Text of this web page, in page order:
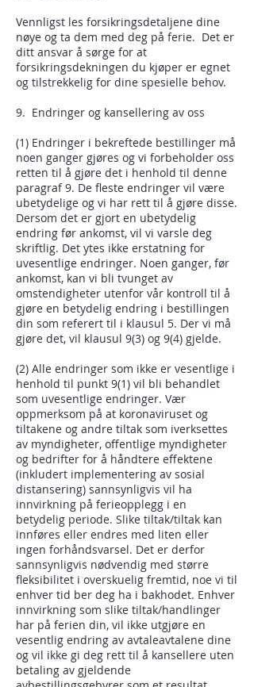
Vennligst les forsikringsdetaljene dine
nøye og ta dem med deg på ferie. Det er
ditt ansvar å sørge for at
forsikringsdekningen du kjøper er egnet
og tilstrekkelig for dine spesielle behov.
9. Endringer og kansellering av oss
(1) Endringer i bekreftede bestillinger må
noen ganger gjøres og vi forbeholder oss
retten til å gjøre det i henhold til denne
paragraf 9. De fleste endringer vil være
ubetydelige og vi har rett til å gjøre disse.
Dersom det er gjort en ubetydelig
endring før ankomst, vil vi varsle deg
skriftlig. Det ytes ikke erstatning for
uvesentlige endringer. Noen ganger, før
ankomst, kan vi bli tvunget av
omstendigheter utenfor vår kontroll til å
gjøre en betydelig endring i bestillingen
din som referert til i klausul 5. Der vi må
gjøre det, vil klausul 9(3) og 9(4) gjelde.
(2) Alle endringer som ikke er vesentlige i
henhold til punkt 9(1) vil bli behandlet
som uvesentlige endringer. Vær
oppmerksom på at koronaviruset og
tiltakene og andre tiltak som iverksettes
av myndigheter, offentlige myndigheter
og bedrifter for å håndtere effektene
(inkludert implementering av sosial
distansering) sannsynligvis vil ha
innvirkning på ferieopplegg i en
betydelig periode. Slike tiltak/tiltak kan
innføres eller endres med liten eller
ingen forhåndsvarsel. Det er derfor
sannsynligvis nødvendig med større
fleksibilitet i overskuelig fremtid, noe vi til
enhver tid ber deg ha i bakhodet. Enhver
innvirkning som slike tiltak/handlinger
har på ferien din, vil ikke utgjøre en
vesentlig endring av avtaleavtalene dine
og vil ikke gi deg rett til å kansellere uten
betaling av gjeldende